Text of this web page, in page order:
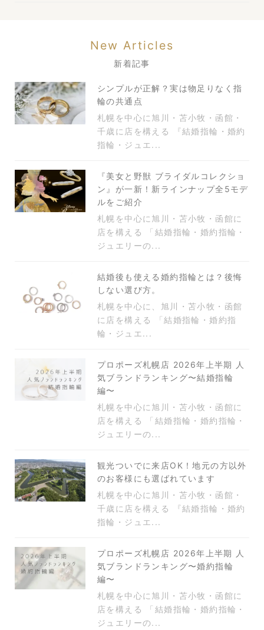
New Articles
新着記事
シンプルが正解？実は物足りなく指
輪の共通点
札幌を中心に旭川・苫小牧・函館・
千歳に店を構える 『結婚指輪・婚約
指輪・ジュエ...
『美女と野獣 ブライダルコレクショ
ン』が一新！新ラインナップ全5モデ
ルをご紹介
札幌を中心に旭川・苫小牧・函館に
店を構える 「結婚指輪・婚約指輪・
ジュエリーの...
結婚後も使える婚約指輪とは？後悔
しない選び方。
札幌を中心に、旭川・苫小牧・函館
に店を構える 「結婚指輪・婚約指
輪・ジュエ...
プロポーズ札幌店 2026年上半期 人
気ブランドランキング〜結婚指輪
編〜
札幌を中心に旭川・苫小牧・函館に
店を構える 「結婚指輪・婚約指輪・
ジュエリーの...
観光ついでに来店OK！地元の方以外
のお客様にも選ばれています
札幌を中心に旭川・苫小牧・函館・
千歳に店を構える 『結婚指輪・婚約
指輪・ジュエ...
プロポーズ札幌店 2026年上半期 人
気ブランドランキング〜婚約指輪
編〜
札幌を中心に旭川・苫小牧・函館に
店を構える 「結婚指輪・婚約指輪・
ジュエリーの...